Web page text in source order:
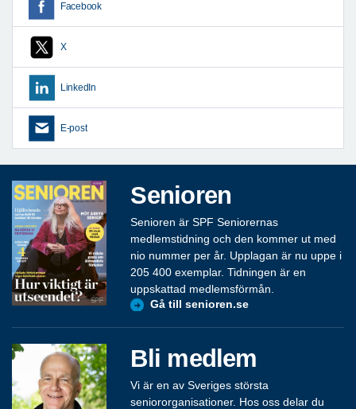
Facebook
X
LinkedIn
E-post
Senioren
Senioren är SPF Seniorernas
medlemstidning och den kommer ut med
nio nummer per år. Upplagan är nu uppe i
205 400 exemplar. Tidningen är en
uppskattad medlemsförmån.
Gå till senioren.se
Bli medlem
Vi är en av Sveriges största
seniororganisationer. Hos oss delar du